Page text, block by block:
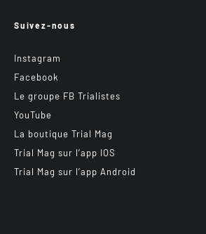
Suivez-nous
Instagram
Facebook
Le groupe FB Trialistes
YouTube
La boutique Trial Mag
Trial Mag sur l’app IOS
Trial Mag sur l’app Android